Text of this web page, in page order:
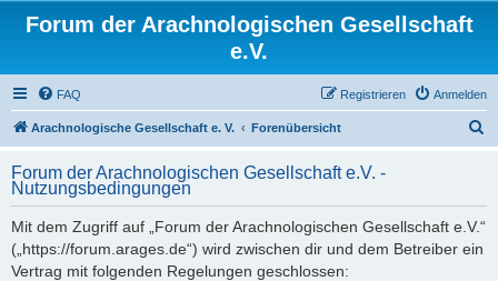
Forum der Arachnologischen Gesellschaft
e.V.
FAQ Anmelden
Registrieren
Arachnologische Gesellschaft e. V. Forenübersicht
h
Forum der Arachnologischen Gesellschaft e.V. -
Nutzungsbedingungen
Mit dem Zugriff auf „Forum der Arachnologischen Gesellschaft e.V.“
(„https://forum.arages.de“) wird zwischen dir und dem Betreiber ein
Vertrag mit folgenden Regelungen geschlossen: